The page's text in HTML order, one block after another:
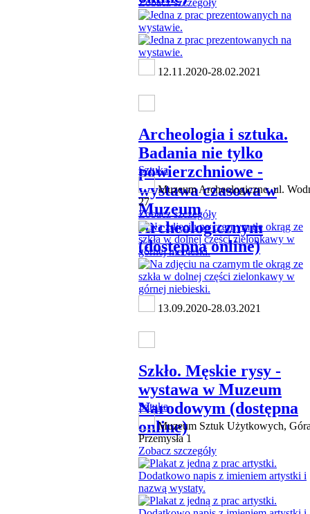
Zobacz szczegóły
12.11.2020-28.02.2021
Archeologia i sztuka.
Badania nie tylko
powierzchniowe -
wystawa czasowa w
Muzeum
Archeologicznym
(dostępna online)
Sztuka
Muzeum Archeologiczne, ul.
27
Zobacz szczegóły
13.09.2020-28.03.2021
Szkło. Męskie rysy -
wystawa w Muzeum
Narodowym (dostępna
online)
Sztuka
Muzeum Sztuk Użytkowych,
Przemysła 1
Zobacz szczegóły